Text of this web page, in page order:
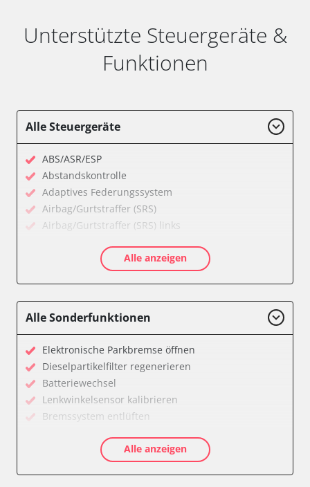
Unterstützte Steuergeräte &
Funktionen
Alle Steuergeräte
ABS/ASR/ESP
Abstandskontrolle
Adaptives Federungssystem
Airbag/Gurtstraffer (SRS)
Airbag/Gurtstraffer (SRS) links
Aktiver Kollisionsschutz
Anhängersteuergerät
Batteriemanagement
CD-Wechsler
Command
Dachbedieneinheit (DBE)
Diagnoseschnittstelle (EOBD/OBDII)
Einparkhilfe
Elektronische Zündanlage
Elektronisches Stabilitätsprogramm (ESP)
Elektronisches Wählhebel-Modul (EWM)
Alle anzeigen
Alle Sonderfunktionen
Elektronische Parkbremse öffnen
Dieselpartikelfilter regenerieren
Batteriewechsel
Lenkwinkelsensor kalibrieren
Bremssystem entlüften
Luftmassenmesser anlernen
Elektronische Parkbremse kalibrieren
Alle anzeigen